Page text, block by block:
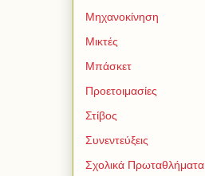
Μηχανοκίνηση
Μικτές
Μπάσκετ
Προετοιμασίες
Στίβος
Συνεντεύξεις
Σχολικά Πρωταθλήματα